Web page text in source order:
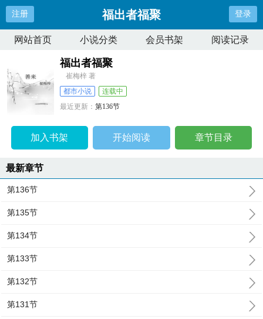
注册 福出者福聚 登录
网站首页 小说分类 会员书架 阅读记录
福出者福聚
崔梅梓 著
都市小说
连载中
最近更新：第136节
加入书架 开始阅读 章节目录
最新章节
第136节
第135节
第134节
第133节
第132节
第131节